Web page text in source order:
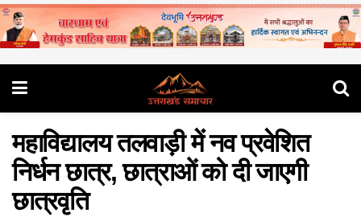
महाविद्यालय तलवाड़ी में नव प्रवेशित
निर्धन छात्र, छात्राओं को दी जाएगी
छात्रवृति